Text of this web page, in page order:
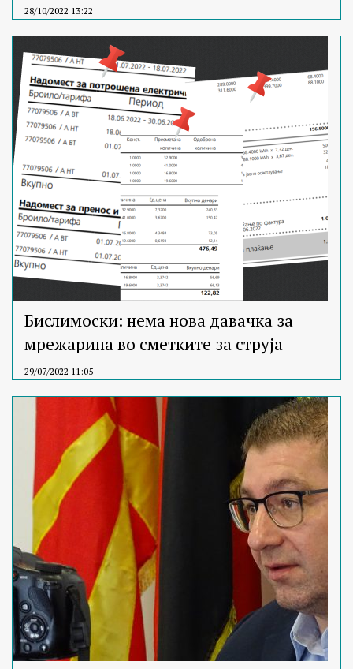
28/10/2022 13:22
Бислимоски: нема нова давачка за
мрежарина во сметките за струја
29/07/2022 11:05